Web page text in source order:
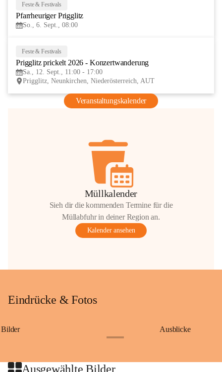
Feste & Festivals
Pfarrheuriger Prigglitz
So., 6. Sept., 08:00
Feste & Festivals
Prigglitz prickelt 2026 - Konzertwanderung
Sa., 12. Sept., 11:00 - 17:00
Prigglitz, Neunkirchen, Niederösterreich, AUT
Veranstaltungskalender
Müllkalender
Sieh dir die kommenden Termine für die
Müllabfuhr in deiner Region an.
Kalender ansehen
Eindrücke & Fotos
Bilder Ausblicke
Ausgewählte Bilder